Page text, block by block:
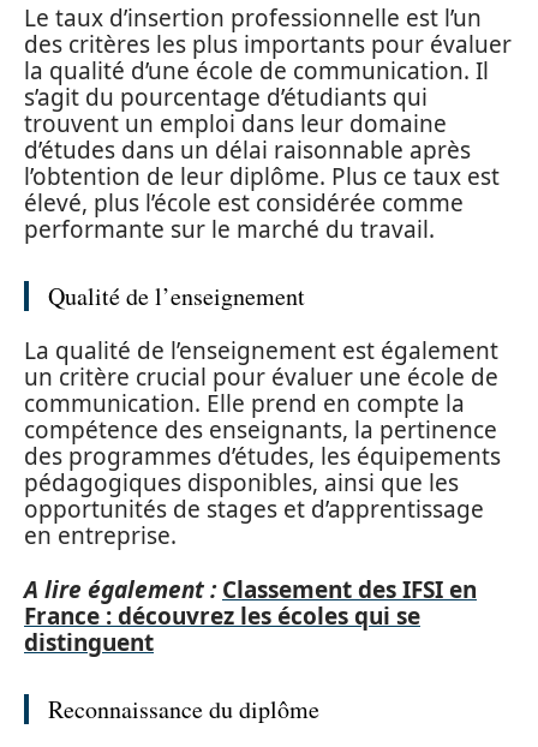
Le taux d’insertion professionnelle est l’un
des critères les plus importants pour évaluer
la qualité d’une école de communication. Il
s’agit du pourcentage d’étudiants qui
trouvent un emploi dans leur domaine
d’études dans un délai raisonnable après
l’obtention de leur diplôme. Plus ce taux est
élevé, plus l’école est considérée comme
performante sur le marché du travail.
Qualité de l’enseignement
La qualité de l’enseignement est également
un critère crucial pour évaluer une école de
communication. Elle prend en compte la
compétence des enseignants, la pertinence
des programmes d’études, les équipements
pédagogiques disponibles, ainsi que les
opportunités de stages et d’apprentissage
en entreprise.
A lire également : Classement des IFSI en
France : découvrez les écoles qui se
distinguent
Reconnaissance du diplôme